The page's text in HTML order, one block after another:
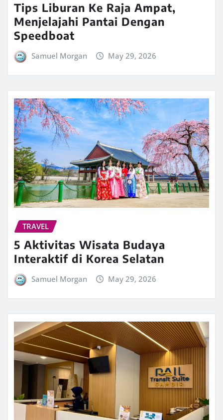
Tips Liburan Ke Raja Ampat,
Menjelajahi Pantai Dengan
Speedboat
Samuel Morgan May 29, 2026
TRAVEL
5 Aktivitas Wisata Budaya
Interaktif di Korea Selatan
Samuel Morgan May 29, 2026